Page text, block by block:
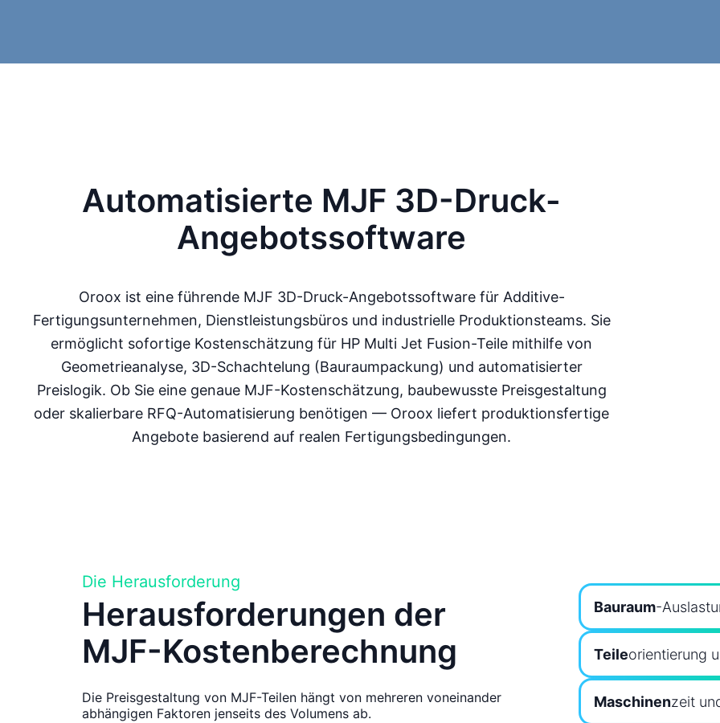
Automatisierte MJF 3D-Druck-
Angebotssoftware
Oroox ist eine führende MJF 3D-Druck-Angebotssoftware für Additive-
Fertigungsunternehmen, Dienstleistungsbüros und industrielle Produktionsteams. Sie
ermöglicht sofortige Kostenschätzung für HP Multi Jet Fusion-Teile mithilfe von
Geometrieanalyse, 3D-Schachtelung (Bauraumpackung) und automatisierter
Preislogik. Ob Sie eine genaue MJF-Kostenschätzung, baubewusste Preisgestaltung
oder skalierbare RFQ-Automatisierung benötigen — Oroox liefert produktionsfertige
Angebote basierend auf realen Fertigungsbedingungen.
Die Herausforderung
Herausforderungen der
MJF-Kostenberechnung
Die Preisgestaltung von MJF-Teilen hängt von mehreren voneinander
abhängigen Faktoren jenseits des Volumens ab.
Bauraum-
Teileorientierung
Maschinenzeit